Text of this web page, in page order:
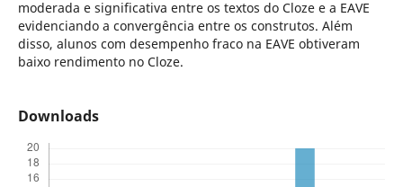
moderada e significativa entre os textos do Cloze e a EAVE
evidenciando a convergência entre os construtos. Além
disso, alunos com desempenho fraco na EAVE obtiveram
baixo rendimento no Cloze.
Downloads